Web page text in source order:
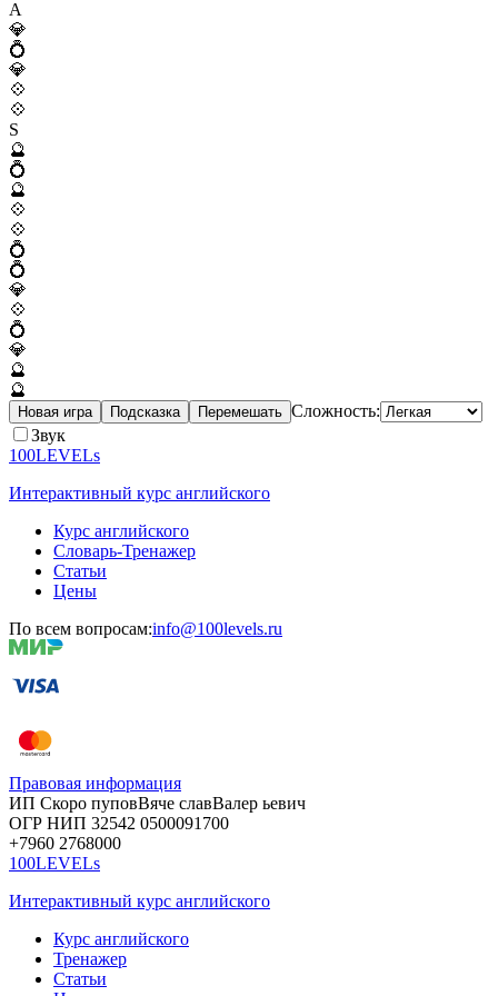
A
💎
💍
💎
💠
💠
S
🔮
💍
🔮
💠
💠
💍
💍
💎
💠
💍
💎
🔮
🔮
Новая игра Подсказка Перемешать Сложность:
Звук
100LEVELs
Интерактивный курс английского
Курс английского
Словарь-Тренажер
Статьи
Цены
По всем вопросам:info@100levels.ru
Правовая информация
ИП Скоро пуповВяче славВалер ьевич
ОГР НИП 32542 0500091700
+7960 2768000
100LEVELs
Интерактивный курс английского
Курс английского
Тренажер
Статьи